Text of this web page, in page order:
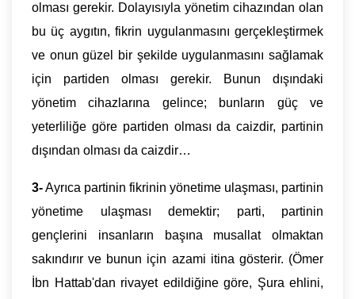
olması gerekir. Dolayısıyla yönetim cihazından olan
bu üç aygıtın, fikrin uygulanmasını gerçekleştirmek
ve onun güzel bir şekilde uygulanmasını sağlamak
için partiden olması gerekir. Bunun dışındaki
yönetim cihazlarına gelince; bunların güç ve
yeterliliğe göre partiden olması da caizdir, partinin
dışından olması da caizdir…
3-Ayrıca partinin fikrinin yönetime ulaşması, partinin
yönetime ulaşması demektir; parti, partinin
gençlerini insanların başına musallat olmaktan
sakındırır ve bunun için azami itina gösterir. (Ömer
İbn Hattab'dan rivayet edildiğine göre, Şura ehlini,